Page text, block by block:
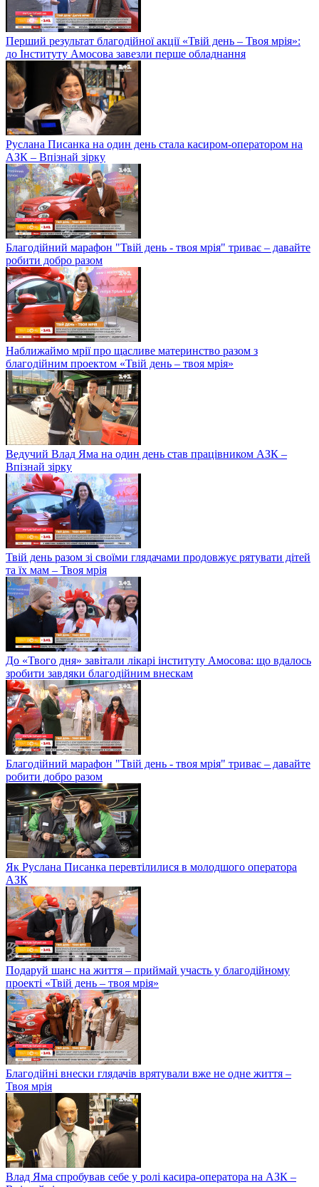
Перший результат благодійної акції «Твій день – Твоя мрія»:
до Інституту Амосова завезли перше обладнання
Руслана Писанка на один день стала касиром-оператором на
АЗК – Впізнай зірку
Благодійний марафон "Твій день - твоя мрія" триває – давайте
робити добро разом
Наближаймо мрії про щасливе материнство разом з
благодійним проектом «Твій день – твоя мрія»
Ведучий Влад Яма на один день став працівником АЗК –
Впізнай зірку
Твій день разом зі своїми глядачами продовжує рятувати дітей
та їх мам – Твоя мрія
До «Твого дня» завітали лікарі інституту Амосова: що вдалось
зробити завдяки благодійним внескам
Благодійний марафон "Твій день - твоя мрія" триває – давайте
робити добро разом
Як Руслана Писанка перевтілилися в молодшого оператора
АЗК
Подаруй шанс на життя – приймай участь у благодійному
проекті «Твій день – твоя мрія»
Благодійні внески глядачів врятували вже не одне життя –
Твоя мрія
Влад Яма спробував себе у ролі касира-оператора на АЗК –